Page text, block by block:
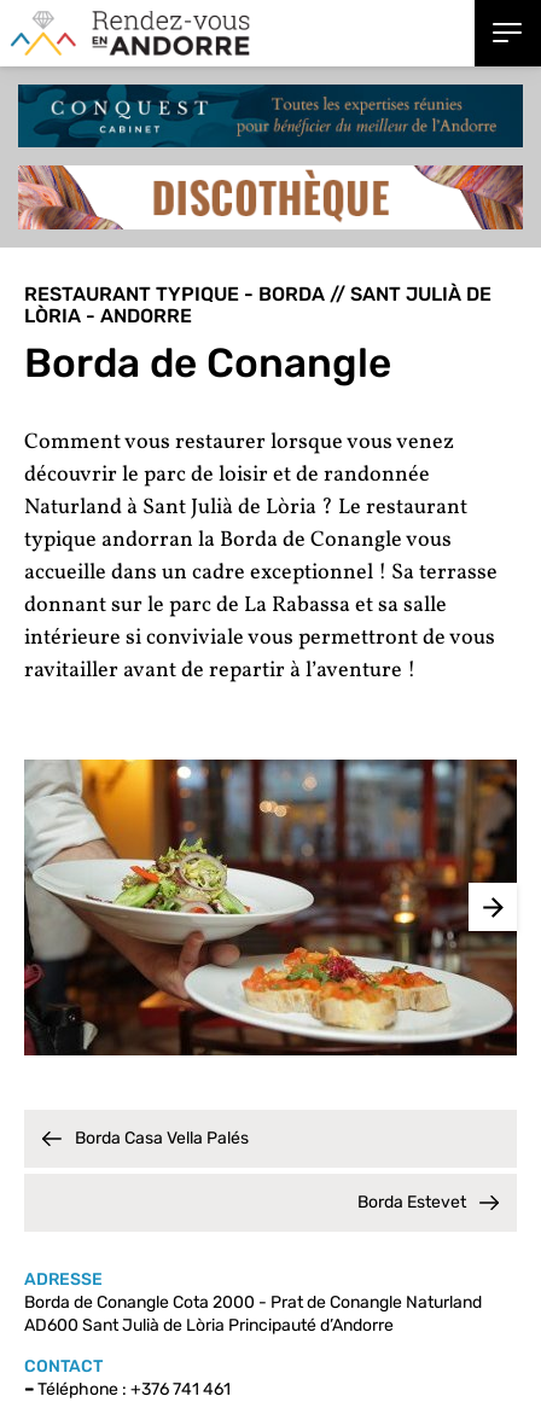
RESTAURANT TYPIQUE - BORDA // SANT JULIÀ DE
LÒRIA - ANDORRE
Borda de Conangle
Comment vous restaurer lorsque vous venez
découvrir le parc de loisir et de randonnée
Naturland à Sant Julià de Lòria ? Le restaurant
typique andorran la Borda de Conangle vous
accueille dans un cadre exceptionnel ! Sa terrasse
donnant sur le parc de La Rabassa et sa salle
intérieure si conviviale vous permettront de vous
ravitailler avant de repartir à l’aventure !
ADRESSE
Borda de Conangle Cota 2000 - Prat de Conangle Naturland
AD600 Sant Julià de Lòria Principauté d’Andorre
CONTACT
–Téléphone : +376 741 461
Borda Casa Vella Palés
Borda Estevet